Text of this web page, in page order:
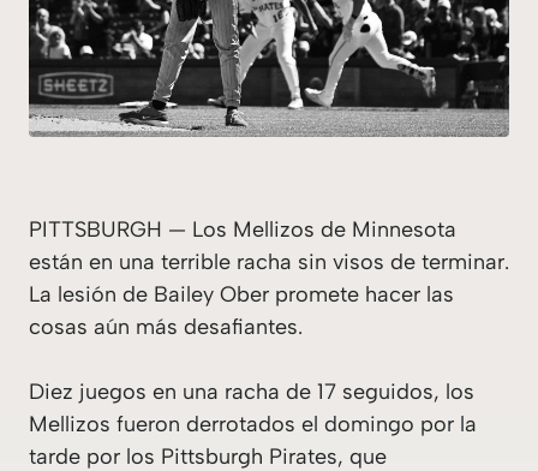
PITTSBURGH — Los Mellizos de Minnesota
están en una terrible racha sin visos de terminar.
La lesión de Bailey Ober promete hacer las
cosas aún más desafiantes.
Diez juegos en una racha de 17 seguidos, los
Mellizos fueron derrotados el domingo por la
tarde por los Pittsburgh Pirates, que